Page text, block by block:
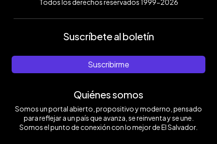
Todos los derechos reservados 1999-2026
Suscríbete al boletín
Suscribirme
Quiénes somos
Somos un portal abierto, propositivo y moderno, pensado
para reflejar a un país que avanza, se reinventa y se une.
Somos el punto de conexión con lo mejor de El Salvador.